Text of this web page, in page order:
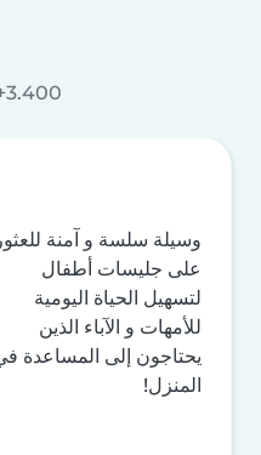
3.400+ التقييمات
وسيلة سلسة و آمنة للعثور
على جليسات أطفال
لتسهيل الحياة اليومية
للأمهات و الآباء الذين
يحتاجون إلى المساعدة
المنزل!